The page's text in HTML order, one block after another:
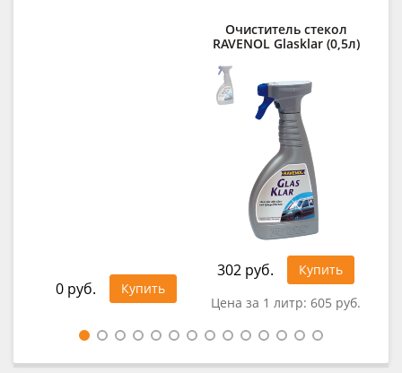
0 руб. Купить
Очиститель стекол
RAVENOL Glasklar (0,5л)
302 руб.
Купить
Цена за 1 литр: 605 руб.